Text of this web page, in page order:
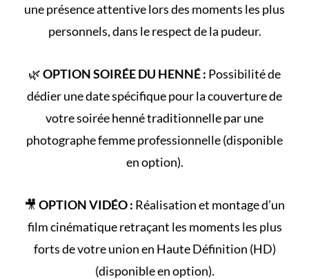
une présence attentive lors des moments les plus
personnels, dans le respect de la pudeur.
🌿OPTION SOIRÉE DU HENNÉ : Possibilité de
dédier une date spécifique pour la couverture de
votresoirée hennétraditionnelle par une
photographe femme professionnelle (disponible
en option).
🎥 OPTION VIDÉO : Réalisation et montage d’un
film cinématique retraçant les moments les plus
fortsde votre union en Haute Définition (HD)
(disponible en option).